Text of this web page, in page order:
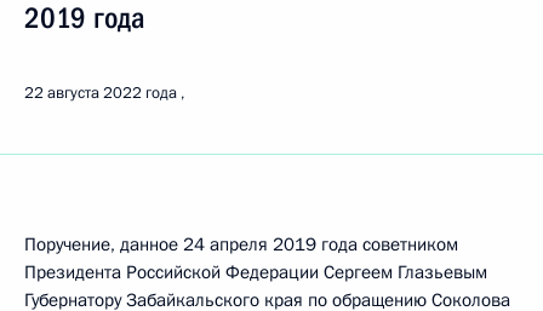
2019 года
22 августа 2022 года
Поручение, данное 24 апреля 2019 года советником
Президента Российской Федерации Сергеем Глазьевым
Губернатору Забайкальского края по обращению Соколова